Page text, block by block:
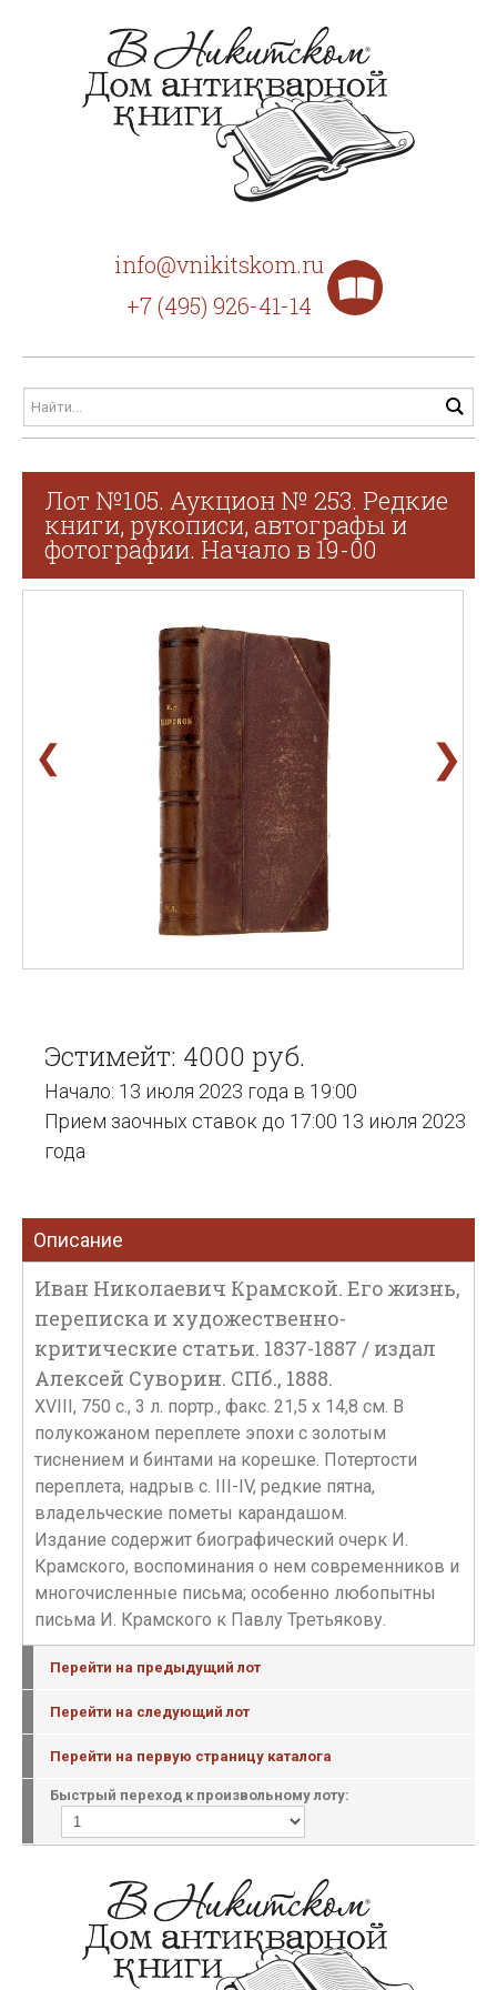
info@vnikitskom.ru
+7 (495) 926-41-14
Лот №105. Аукцион № 253. Редкие
книги, рукописи, автографы и
фотографии. Начало в 19-00
❮ ❯
Эстимейт: 4000 руб.
Начало: 13 июля 2023 года в 19:00
Прием заочных ставок до 17:00 13 июля 2023
года
Описание
Иван Николаевич Крамской. Его жизнь,
переписка и художественно-
критические статьи. 1837-1887 / издал
Алексей Суворин. СПб., 1888.
XVIII, 750 с., 3 л. портр., факс. 21,5 х 14,8 см. В
полукожаном переплете эпохи с золотым
тиснением и бинтами на корешке. Потертости
переплета, надрыв с. III-IV, редкие пятна,
владельческие пометы карандашом.
Издание содержит биографический очерк И.
Крамского, воспоминания о нем современников и
многочисленные письма; особенно любопытны
письма И. Крамского к Павлу Третьякову.
Перейти на предыдущий лот
Перейти на следующий лот
Перейти на первую страницу каталога
Быстрый переход к произвольному лоту: